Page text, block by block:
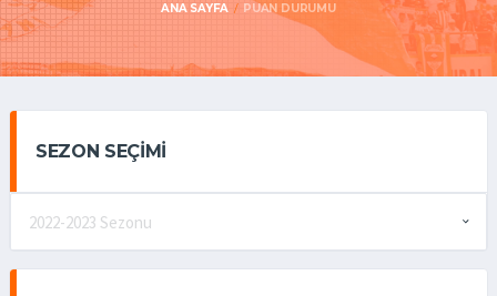
ANA SAYFA PUAN DURUMU
SEZON SEÇIMI